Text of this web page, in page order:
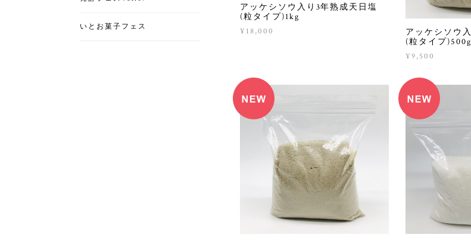
アッケシソウ入り3年熟成天日塩
(粒タイプ)1kg
¥18,000
アッケシソウ
(粒タイプ)500g
¥9,500
いとお菓子フェス